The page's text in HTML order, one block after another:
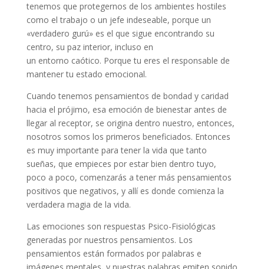
tenemos que protegernos de los ambientes hostiles
como el trabajo o un jefe indeseable, porque un
«verdadero gurú» es el que sigue encontrando su
centro, su paz interior, incluso en
un entorno caótico. Porque tu eres el responsable de
mantener tu estado emocional.
Cuando tenemos pensamientos de bondad y caridad
hacia el prójimo, esa emoción de bienestar antes de
llegar al receptor, se origina dentro nuestro, entonces,
nosotros somos los primeros beneficiados. Entonces
es muy importante para tener la vida que tanto
sueñas, que empieces por estar bien dentro tuyo,
poco a poco, comenzarás a tener más pensamientos
positivos que negativos, y allí es donde comienza la
verdadera magia de la vida.
Las emociones son respuestas Psico-Fisiológicas
generadas por nuestros pensamientos. Los
pensamientos están formados por palabras e